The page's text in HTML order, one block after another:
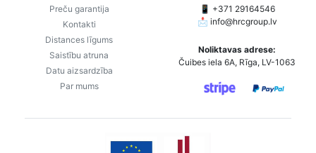
Preču garantija
Kontakti
Distances līgums
Saistību atruna
Datu aizsardzība
Par mums
📱 +371 29164546
📩 info@hrcgroup.lv
Noliktavas adrese:
Čuibes iela 6A, Rīga, LV-1063